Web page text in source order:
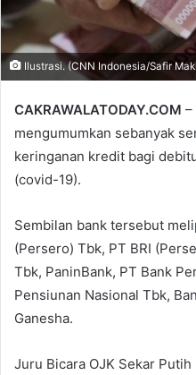
Ilustrasi. (CNN Indonesia/Safir
CAKRAWALATODAY.COM –
mengumumkan sebanyak
keringanan kredit bagi
(covid-19).
Sembilan bank tersebut
(Persero) Tbk, PT BRI
Tbk, PaninBank, PT Bank
Pensiunan Nasional Tbk,
Ganesha.
Juru Bicara OJK Sekar